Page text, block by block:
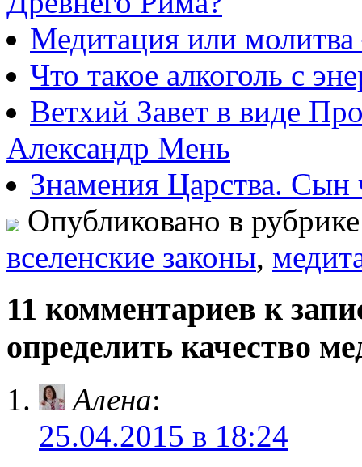
Медитация или молитва
Что такое алкоголь с
Ветхий Завет в виде
Александр Мень
Знамения Царства. Сын
Опубликовано в
вселенские законы,
11 комментариев к
определить качество
Алена:
25.04.2015 в 18:24